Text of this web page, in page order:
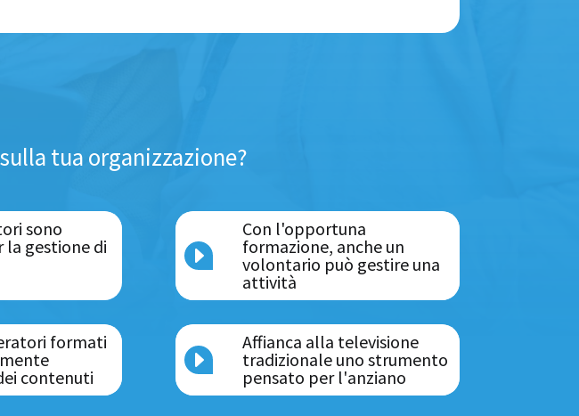
tua organizzazione?
sono
la gestione di
E
Con l'opportuna
formazione, anche un
volontario può gestire una
attività
formati
contenuti
E
Affianca alla televisione
tradizionale uno strumento
pensato per l'anziano